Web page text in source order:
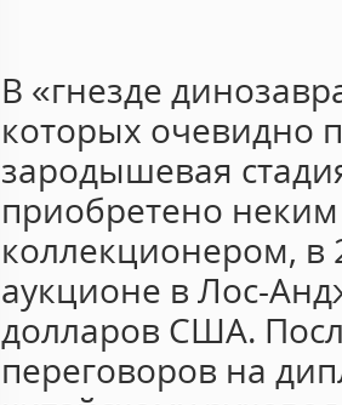
В «гнезде
которых очевидно
зародышевая
приобретено
коллекционером, в
аукционе в Лос-
долларов США.
переговоров на